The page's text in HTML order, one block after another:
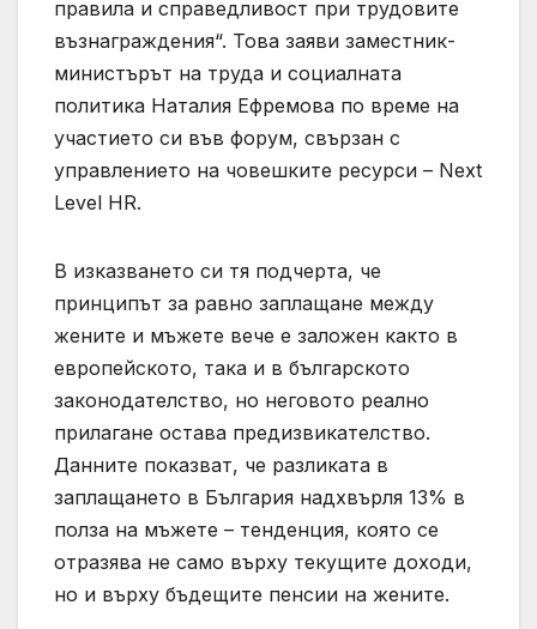
правила и справедливост при трудовите
възнаграждения“. Това заяви заместник-
министърът на труда и социалната
политика Наталия Ефремова по време на
участието си във форум, свързан с
управлението на човешките ресурси – Next
Level HR.
В изказването си тя подчерта, че
принципът за равно заплащане между
жените и мъжете вече е заложен както в
европейското, така и в българското
законодателство, но неговото реално
прилагане остава предизвикателство.
Данните показват, че разликата в
заплащането в България надхвърля 13% в
полза на мъжете – тенденция, която се
отразява не само върху текущите доходи,
но и върху бъдещите пенсии на жените.